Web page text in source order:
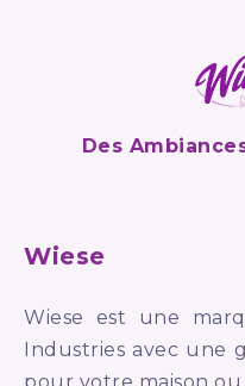
Des
Wiese
Wiese est une
Industries avec une